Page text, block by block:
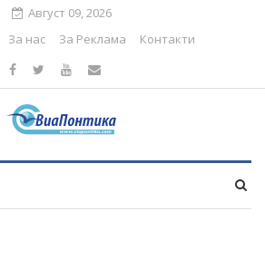
Август 09, 2026
За нас За Реклама Контакти